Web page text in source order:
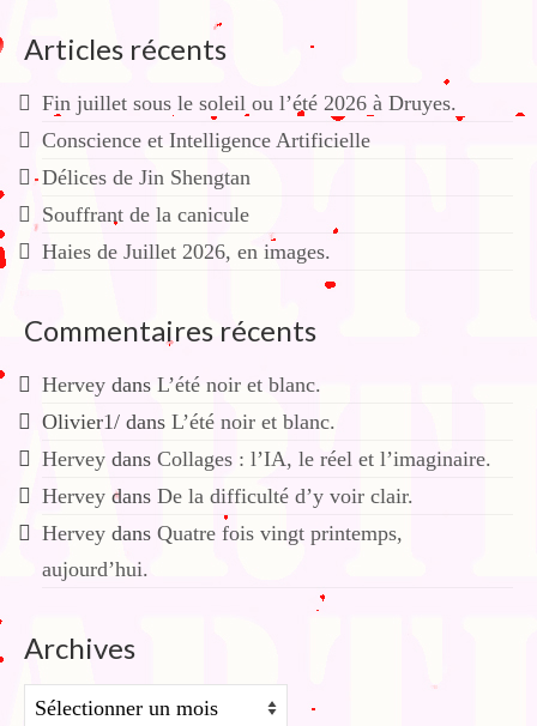
Articles récents
Fin juillet sous le soleil ou l’été 2026 à Druyes.
Conscience et Intelligence Artificielle
Délices de Jin Shengtan
Souffrant de la canicule
Haies de Juillet 2026, en images.
Commentaires récents
Hervey dans L’été noir et blanc.
Olivier1/ dans L’été noir et blanc.
Hervey dans Collages : l’IA, le réel et l’imaginaire.
Hervey dans De la difficulté d’y voir clair.
Hervey dans Quatre fois vingt printemps,
aujourd’hui.
Archives
Archives